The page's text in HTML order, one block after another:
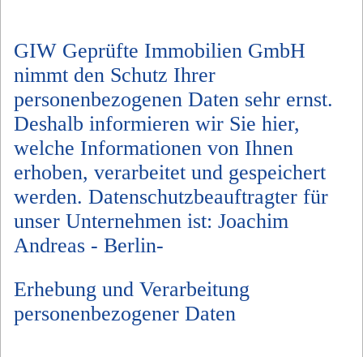
GIW Geprüfte Immobilien GmbH
nimmt den Schutz Ihrer
personenbezogenen Daten sehr ernst.
Deshalb informieren wir Sie hier,
welche Informationen von Ihnen
erhoben, verarbeitet und gespeichert
werden. Datenschutzbeauftragter für
unser Unternehmen ist: Joachim
Andreas - Berlin-
Erhebung und Verarbeitung
personenbezogener Daten